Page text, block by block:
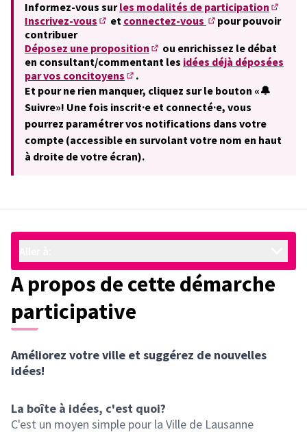
Informez-vous surles modalités de participation
Inscrivez-vous
(S'ouvre dans un nouvel onglet)
et connectez-vous
(S'ouvre dans un
pour pouvoir
contribuer
Déposez une proposition
(S'ouvre dans un nouvel onglet)
ou enrichissez le débat
en consultant/commentant les idées déjà déposées
par vos concitoyens
(S'ouvre dans un nouvel onglet)
.
Et pour ne rien manquer, cliquez sur le bouton «🔔
Suivre»! Une fois inscrit·e et connecté·e, vous
pourrez paramétrer vos notifications dans votre
compte (accessible en survolant votre nom en haut
à droite de votre écran).
A propos de cette démarche
participative
Améliorez votre ville et suggérez de nouvelles
idées!
La boîte à idées, c'est quoi?
C'est un moyen simple pour la Ville de Lausanne